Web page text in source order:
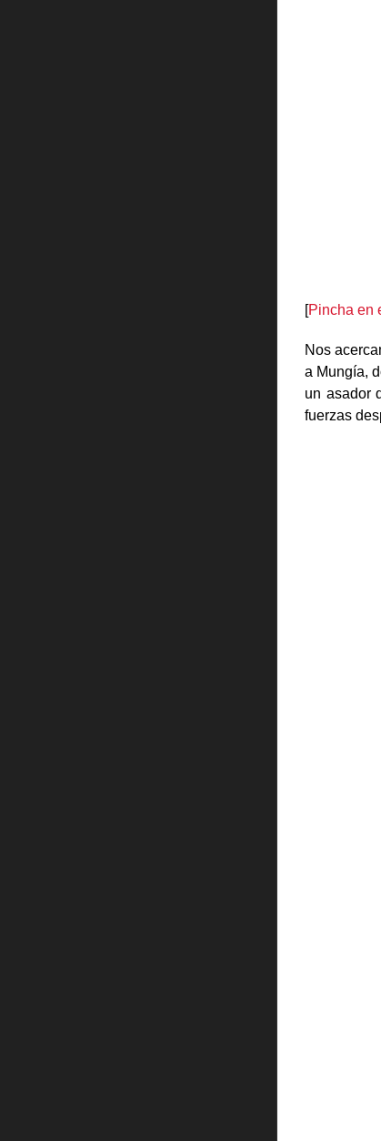
[Pincha en
Nos
a Mungía,
un asador
fuerzas